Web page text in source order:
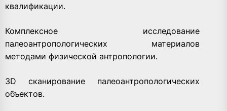
квалификации.
Комплексное исследование
палеоантропологических материалов
методами физической антропологии.
3D сканирование палеоантропологических
объектов.